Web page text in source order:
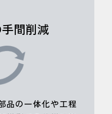
間削減
品の一体化や工程